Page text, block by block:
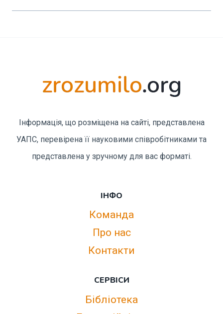
Інформація, що розміщена на сайті, представлена
УАПС, перевірена її науковими співробітниками та
представлена у зручному для вас форматі.
ІНФО
Команда
Про нас
Контакти
СЕРВІСИ
Бібліотека